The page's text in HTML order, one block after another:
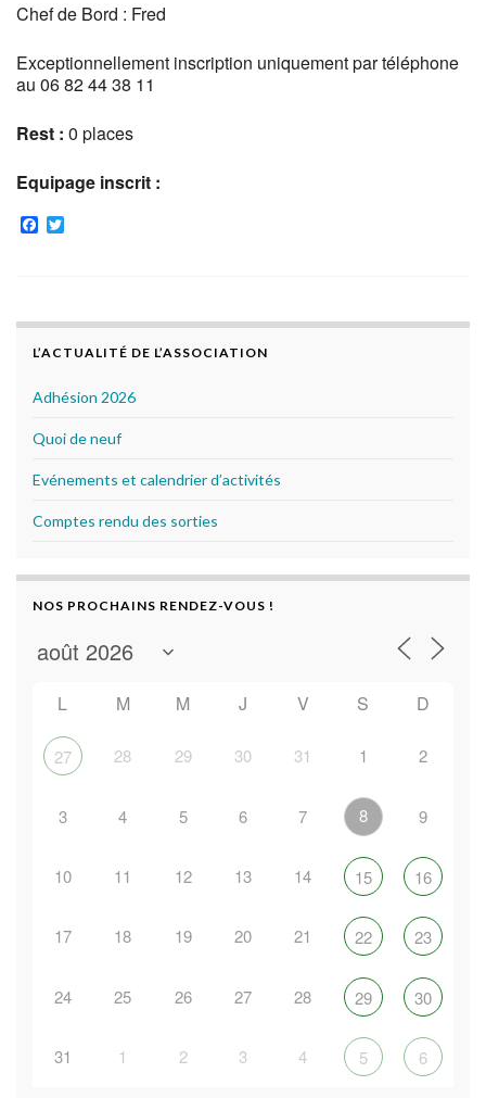
Chef de Bord : Fred
Exceptionnellement inscription uniquement par téléphone
au 06 82 44 38 11
Rest : 0 places
Equipage inscrit :
F
o
k
r
L’ACTUALITÉ DE L’ASSOCIATION
Adhésion 2026
Quoi de neuf
Evénements et calendrier d’activités
Comptes rendu des sorties
NOS PROCHAINS RENDEZ-VOUS !
L M M J V S D
27 28 29 30 31 1 2
3 4 5 6 7 8 9
10 11 12 13 14 15 16
17 18 19 20 21 22 23
24 25 26 27 28 29 30
31 1 2 3 4 5 6